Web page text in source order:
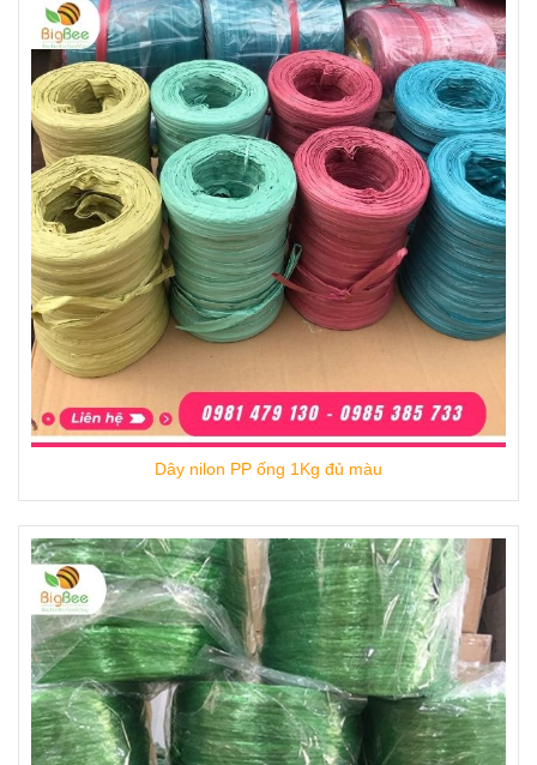
Mua Dây nilon kẽm sợi mềm dai bán 10kg/
kiện giá cực rẻ tại Thu Hồng
Dây nilon PP ống 1Kg đủ màu